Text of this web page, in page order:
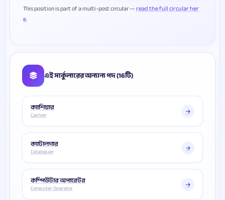
This position is part of a multi-post circular —read the full circular her
e
এই সার্কুলারের অন্যান্য পদ (16টি)
ক্যাশিয়ার
Cashier
ক্যাটালগার
Cataloguer
কম্পিউটার অপারেটর
Computer Operator